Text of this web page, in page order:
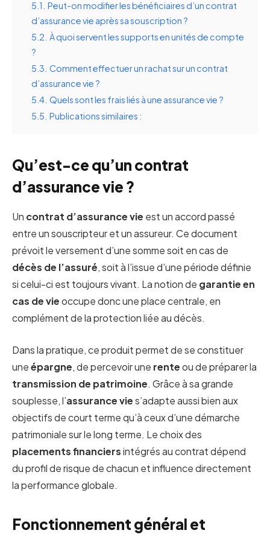
5.1. Peut-on modifier les bénéficiaires d’un contrat
d’assurance vie après sa souscription ?
5.2. À quoi servent les supports en unités de compte
?
5.3. Comment effectuer un rachat sur un contrat
d’assurance vie ?
5.4. Quels sont les frais liés à une assurance vie ?
5.5. Publications similaires :
Qu’est-ce qu’un contrat
d’assurance vie ?
Un contrat d’assurance vie est un accord passé
entre un souscripteur et un assureur. Ce document
prévoit le versement d’une somme soit en cas de
décès de l’assuré, soit à l’issue d’une période définie
si celui-ci est toujours vivant. La notion de garantie en
cas de vieoccupe donc une place centrale, en
complément de la protection liée au décès.
Dans la pratique, ce produit permet de se constituer
uneépargne, de percevoir une renteou de préparer la
transmission de patrimoine. Grâce à sa grande
souplesse, l’assurance vies’adapte aussi bien aux
objectifs de court terme qu’à ceux d’une démarche
patrimoniale sur le long terme. Le choix des
placements financiersintégrés au contrat dépend
du profil de risque de chacun et influence directement
la performance globale.
Fonctionnement général et